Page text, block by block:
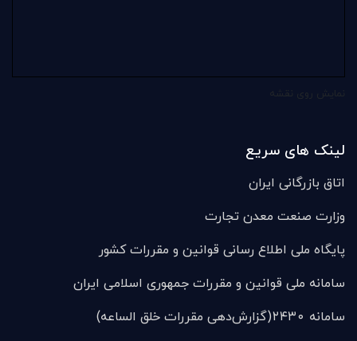
نمایش روی نقشه
لینک های سریع
اتاق بازرگانی ایران
وزارت صنعت معدن تجارت
پایگاه ملی اطلاع رسانی قوانین و مقررات کشور
سامانه ملی قوانين و مقررات جمهوری اسلامی ایران
سامانه ۲۴۳۰(گزارش‌دهی مقررات خلق الساعه)